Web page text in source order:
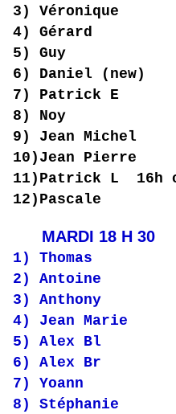
3) Véronique
4) Gérard
5) Guy
6) Daniel (new)
7) Patrick E
8) Noy
9) Jean Michel
10)Jean Pierre
11)Patrick L 16h
12)Pascale
MARDI 18 H 30
1) Thomas
2) Antoine
3) Anthony
4) Jean Marie
5) Alex Bl
6) Alex Br
7) Yoann
8) Stéphanie